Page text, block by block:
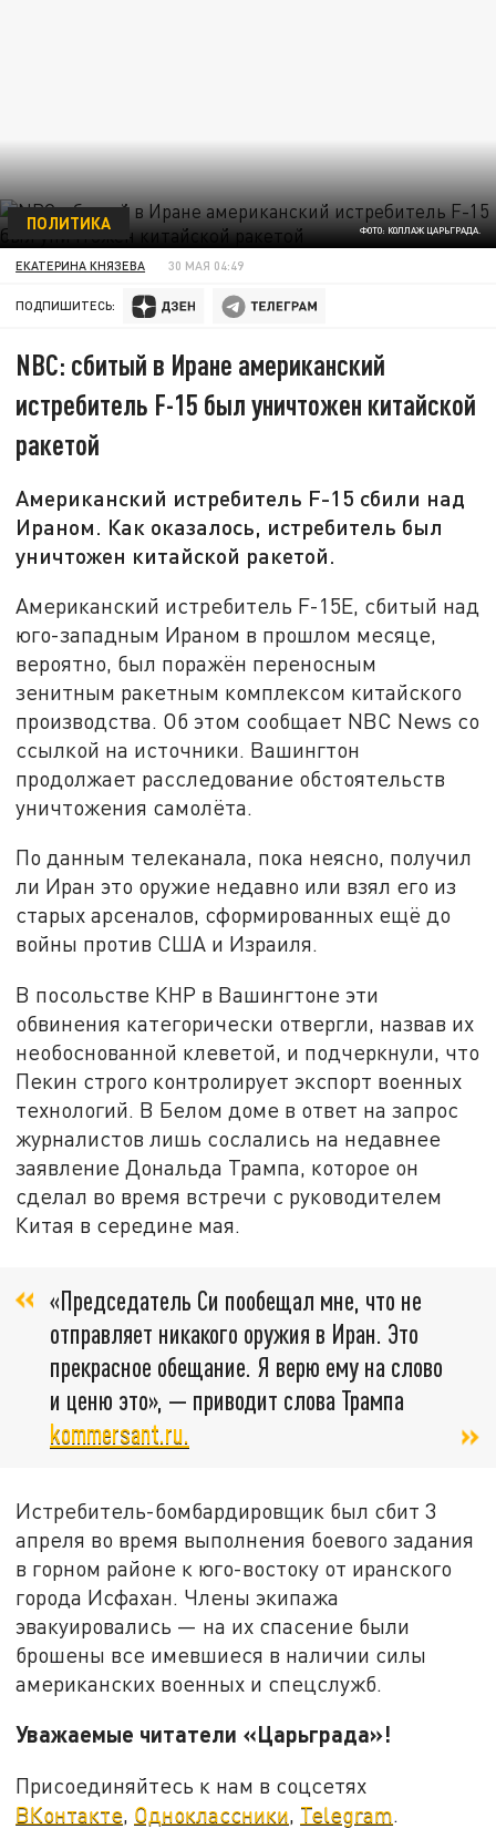
ФОТО: КОЛЛАЖ ЦАРЬГРАДА.
ПОЛИТИКА
ЕКАТЕРИНА КНЯЗЕВА 30 МАЯ 04:49
ПОДПИШИТЕСЬ:
NBC: сбитый в Иране американский
истребитель F-15 был уничтожен китайской
ракетой
Американский истребитель F-15 сбили над
Ираном. Как оказалось, истребитель был
уничтожен китайской ракетой.
Американский истребитель F-15E, сбитый над
юго-западным Ираном в прошлом месяце,
вероятно, был поражён переносным
зенитным ракетным комплексом китайского
производства. Об этом сообщает NBC News со
ссылкой на источники. Вашингтон
продолжает расследование обстоятельств
уничтожения самолёта.
По данным телеканала, пока неясно, получил
ли Иран это оружие недавно или взял его из
старых арсеналов, сформированных ещё до
войны против США и Израиля.
В посольстве КНР в Вашингтоне эти
обвинения категорически отвергли, назвав их
необоснованной клеветой, и подчеркнули, что
Пекин строго контролирует экспорт военных
технологий. В Белом доме в ответ на запрос
журналистов лишь сослались на недавнее
заявление Дональда Трампа, которое он
сделал во время встречи с руководителем
Китая в середине мая.
«Председатель Си пообещал мне, что не
отправляет никакого оружия в Иран. Это
прекрасное обещание. Я верю ему на слово
и ценю это», — приводит слова Трампа
kommersant.ru.
Истребитель-бомбардировщик был сбит 3
апреля во время выполнения боевого задания
в горном районе к юго-востоку от иранского
города Исфахан. Члены экипажа
эвакуировались — на их спасение были
брошены все имевшиеся в наличии силы
американских военных и спецслужб.
Уважаемые читатели «Царьграда»!
Присоединяйтесь к нам в соцсетях
ВКонтакте, Одноклассники, Telegram.